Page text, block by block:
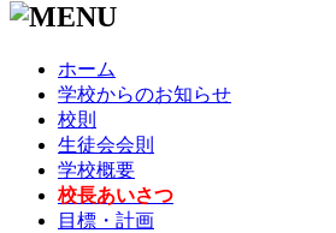
ホーム
学校からのお知らせ
校則
生徒会会則
学校概要
校長あいさつ
目標・計画